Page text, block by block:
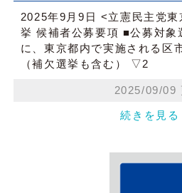
2025年9月9日 <立憲民主党
挙 候補者公募要項 ■公募対象
に、東京都内で実施される区
（補欠選挙も含む） ▽2
2025/09/09
続きを見る